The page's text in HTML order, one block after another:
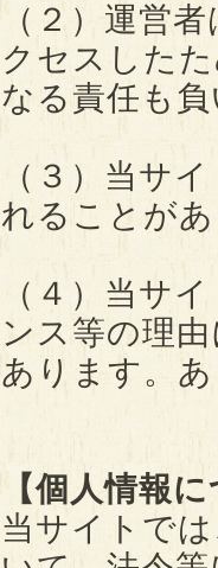
（２）運営
クセスした
なる責任も
（３）当サ
れることが
（４）当サ
ンス等の理
あります。
【個人情報
当サイトで